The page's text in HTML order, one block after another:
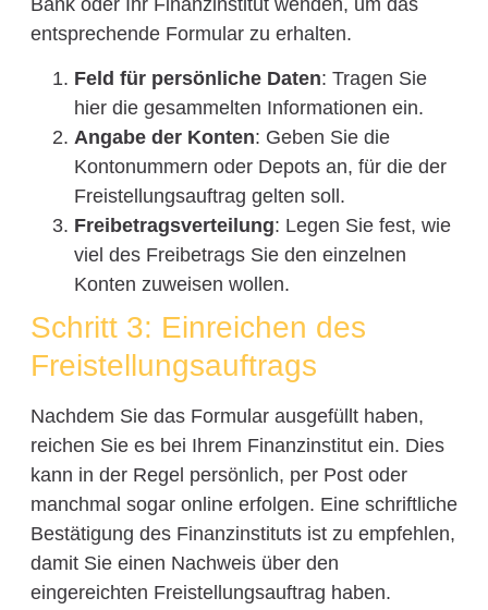
entsprechende Formular zu erhalten.
Feld für persönliche Daten: Tragen Sie
hier die gesammelten Informationen ein.
Angabe der Konten: Geben Sie die
Kontonummern oder Depots an, für die der
Freistellungsauftrag gelten soll.
Freibetragsverteilung: Legen Sie fest, wie
viel des Freibetrags Sie den einzelnen
Konten zuweisen wollen.
Schritt 3: Einreichen des
Freistellungsauftrags
Nachdem Sie das Formular ausgefüllt haben,
reichen Sie es bei Ihrem Finanzinstitut ein. Dies
kann in der Regel persönlich, per Post oder
manchmal sogar online erfolgen. Eine schriftliche
Bestätigung des Finanzinstituts ist zu empfehlen,
damit Sie einen Nachweis über den
eingereichten Freistellungsauftrag haben.